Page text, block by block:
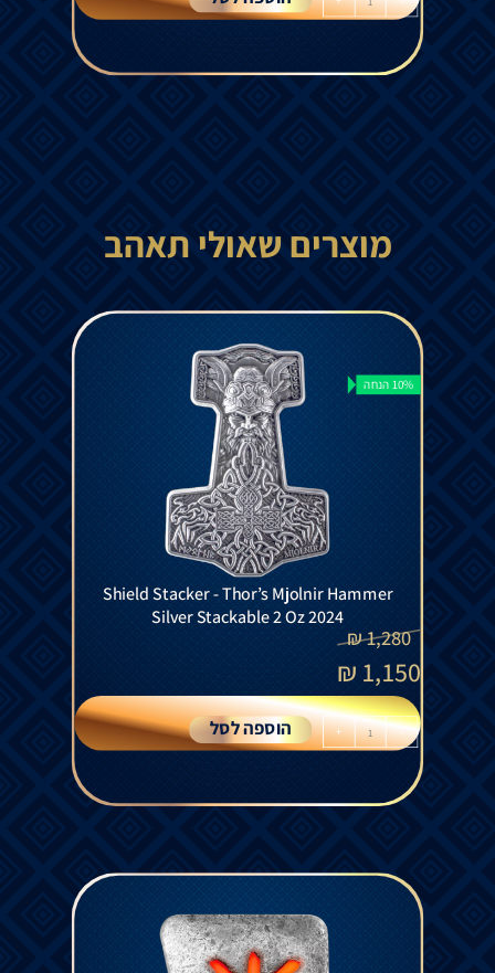
מוצרים שאולי תאהב
10% הנחה
Shield Stacker - Thor’s Mjolnir Hammer
Silver Stackable 2 Oz 2024
1,280
₪
1,150
₪
-
+ הוספה לסל